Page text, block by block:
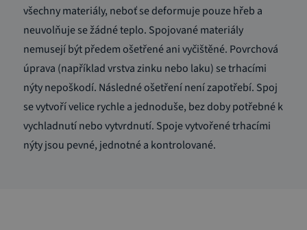
všechny materiály, neboť se deformuje pouze hřeb a
neuvolňuje se žádné teplo. Spojované materiály
nemusejí být předem ošetřené ani vyčištěné. Povrchová
úprava (například vrstva zinku nebo laku) se trhacími
nýty nepoškodí. Následné ošetření není zapotřebí. Spoj
se vytvoří velice rychle a jednoduše, bez doby potřebné k
vychladnutí nebo vytvrdnutí. Spoje vytvořené trhacími
nýty jsou pevné, jednotné a kontrolované.